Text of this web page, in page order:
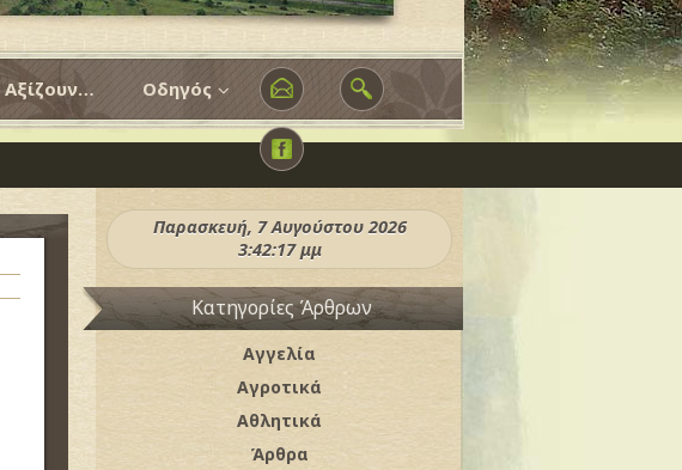
Αξίζουν… Οδηγός
Παρασκευή, 7 Αυγούστου 2026
3:42:19 μμ
Κατηγορίες Άρθρων
Αγγελία
Αγροτικά
Αθλητικά
Άρθρα